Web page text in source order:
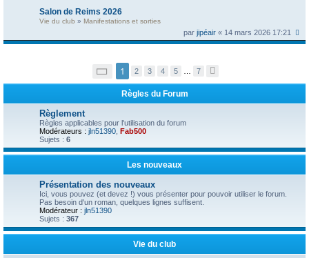
Salon de Reims 2026
Vie du club » Manifestations et sorties
parjipéair « 14 mars 2026 17:21
g
1
r
7
1 2 3 4 5 7
i
a
Règles du Forum
Règlement
Règles applicables pour l'utilisation du forum
Modérateurs : jln51390 Fab500
Sujets : 6
Les nouveaux
Présentation des nouveaux
Ici, vous pouvez (et devez !) vous présenter pour pouvoir utiliser le forum.
Pas besoin d'un roman, quelques lignes suffisent.
Modérateur : jln51390
Sujets : 367
Vie du club